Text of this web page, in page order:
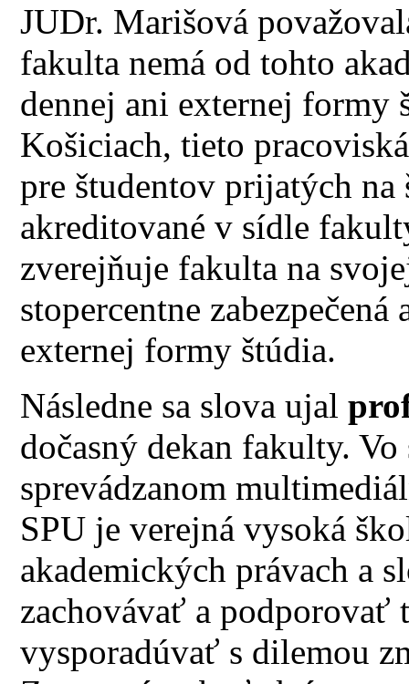
JUDr. Marišová
fakulta nemá od tohto
dennej ani externej formy
Košiciach, tieto
pre študentov prijatých
akreditované v sídle
zverejňuje fakulta na
stopercentne
externej formy štúdia.
Následne sa slova ujal
dočasný dekan fakulty.
sprevádzanom
SPU je verejná vysoká
akademických právach a
zachovávať a podporovať
vysporadúvať s dilemou